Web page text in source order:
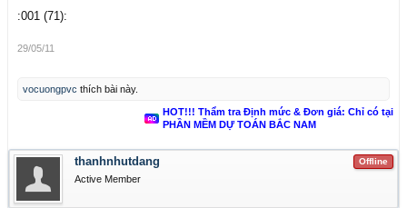
:001 (71):
29/05/11
vocuongpvc thích bài này.
HOT!!! Thẩm tra Định mức & Đơn giá: Chỉ có tại
PHẦN MỀM DỰ TOÁN BẮC NAM
Offline
thanhnhutdang
Active Member